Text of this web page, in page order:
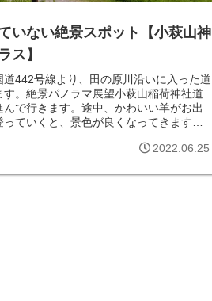
いない絶景スポット【小萩山神
ス】
道442号線より、田の原川沿いに入った道
す。絶景パノラマ展望小萩山稲荷神社道
んで行きます。途中、かわいい羊がお出
ていくと、景色が良くなってきます。
2022.06.25